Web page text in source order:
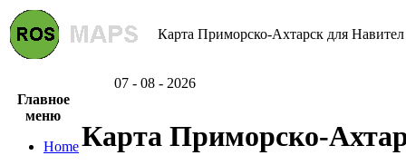
Карта Приморско-Ахтарск для Навител
07 - 08 - 2026
Главное
меню
HomeКарта Приморско-